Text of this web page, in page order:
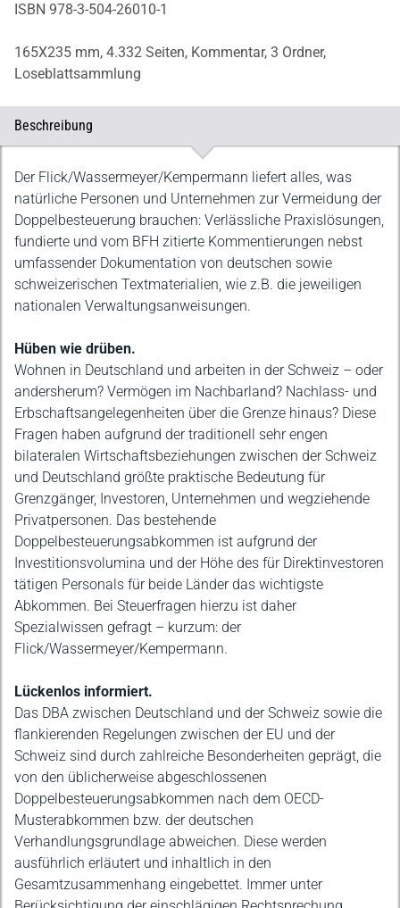
ISBN 978-3-504-26010-1
165X235 mm, 4.332 Seiten, Kommentar, 3 Ordner,
Loseblattsammlung
Beschreibung
Beschreibung
Der Flick/Wassermeyer/Kempermann liefert alles, was
natürliche Personen und Unternehmen zur Vermeidung der
Doppelbesteuerung brauchen: Verlässliche Praxislösungen,
fundierte und vom BFH zitierte Kommentierungen nebst
umfassender Dokumentation von deutschen sowie
schweizerischen Textmaterialien, wie z.B. die jeweiligen
nationalen Verwaltungsanweisungen.
Hüben wie drüben.
Wohnen in Deutschland und arbeiten in der Schweiz – oder
andersherum? Vermögen im Nachbarland? Nachlass- und
Erbschaftsangelegenheiten über die Grenze hinaus? Diese
Fragen haben aufgrund der traditionell sehr engen
bilateralen Wirtschaftsbeziehungen zwischen der Schweiz
und Deutschland größte praktische Bedeutung für
Grenzgänger, Investoren, Unternehmen und wegziehende
Privatpersonen. Das bestehende
Doppelbesteuerungsabkommen ist aufgrund der
Investitionsvolumina und der Höhe des für Direktinvestoren
tätigen Personals für beide Länder das wichtigste
Abkommen. Bei Steuerfragen hierzu ist daher
Spezialwissen gefragt – kurzum: der
Flick/Wassermeyer/Kempermann.
Lückenlos informiert.
Das DBA zwischen Deutschland und der Schweiz sowie die
flankierenden Regelungen zwischen der EU und der
Schweiz sind durch zahlreiche Besonderheiten geprägt, die
von den üblicherweise abgeschlossenen
Doppelbesteuerungsabkommen nach dem OECD-
Musterabkommen bzw. der deutschen
Verhandlungsgrundlage abweichen. Diese werden
ausführlich erläutert und inhaltlich in den
Gesamtzusammenhang eingebettet. Immer unter